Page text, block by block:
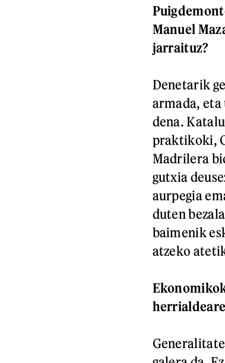
Manuel
jarraituz?
Denetarik
armada,
dena.
praktikoki,
Madrilera
gutxia
aurpegia
duten
baimenik
atzeko